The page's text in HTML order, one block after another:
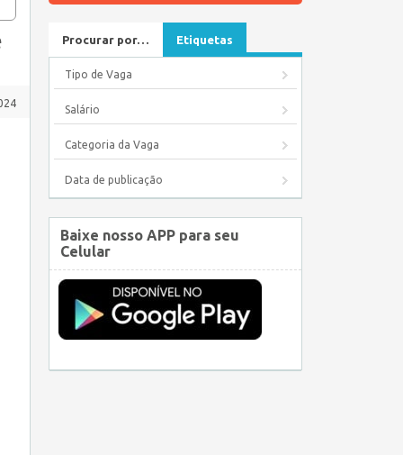
Procurar por… Etiquetas
Tipo de Vaga
Salário
Categoria da Vaga
Data de publicação
Baixe nosso APP para seu
Celular